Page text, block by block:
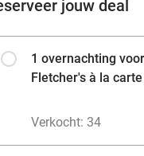
jouw deal
1 overnachting
Fletcher's à la
Verkocht: 34